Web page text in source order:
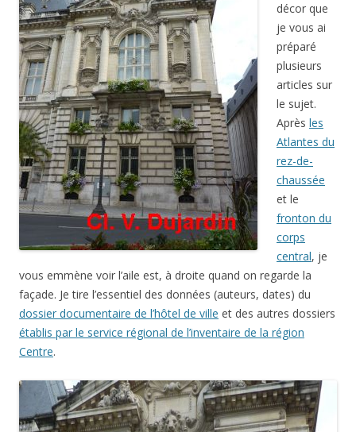
décor que
je vous ai
préparé
plusieurs
articles sur
le sujet.
Après les
Atlantes du
rez-de-
chaussée
et le
fronton du
corps
central, je
vous emmène voir l’aile est, à droite quand on regarde la
façade. Je tire l’essentiel des données (auteurs, dates) du
dossier documentaire de l’hôtel de ville et des autres dossiers
établis par le service régional de l’inventaire de la région
Centre.